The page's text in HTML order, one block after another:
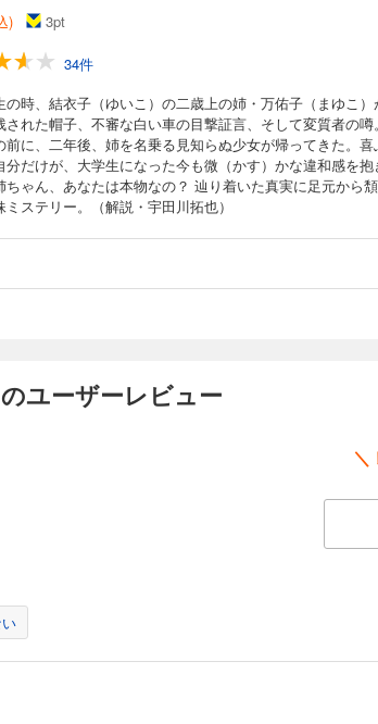
) 3pt
34件
時、結衣子（ゆいこ）の二歳上の姉・万佑子（まゆこ）
された帽子、不審な白い車の目撃証言、そして変質者の
前に、二年後、姉を名乗る見知らぬ少女が帰ってきた。喜
分だけが、大学生になった今も微（かす）かな違和感を
ゃん、あなたは本物なの？ 辿り着いた真実に足元から
ステリー。（解説・宇田川拓也）
ユーザーレビュー
＼